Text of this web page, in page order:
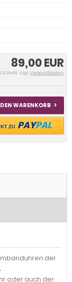
89,00 EUR
% MwSt. zzgl.Versandkosten
WARENKORB
ZU PAYPAL
der
oder auch der